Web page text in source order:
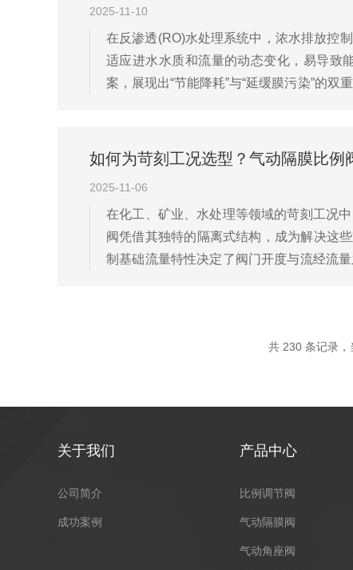
2025-11-10
在反渗透(RO)水处理系统中，浓水排放控
适应进水水质和流量的动态变化，易导致
案，展现出“节能降耗”与“延缓膜污染”的
如何为苛刻工况选型？气动隔膜比
2025-11-06
在化工、矿业、水处理等领域的苛刻工况
阀凭借其独特的隔离式结构，成为解决这
制基础流量特性决定了阀门开度与流经流
共 230 条记录
关于我们
公司简介
成功案例
产品中心
比例调节阀
气动隔膜阀
气动角座阀